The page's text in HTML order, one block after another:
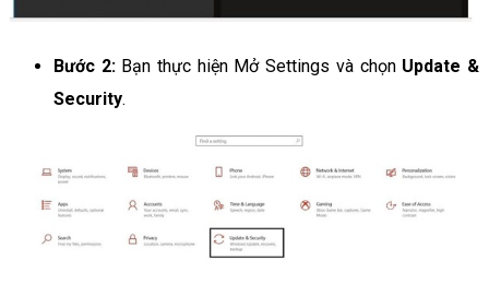
Bước 2: Bạn thực hiện Mở Settings và chọn Update &
Security.